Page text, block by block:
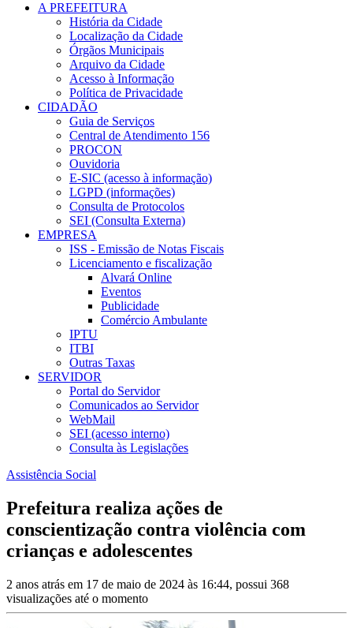
A PREFEITURA
História da Cidade
Localização da Cidade
Órgãos Municipais
Arquivo da Cidade
Acesso à Informação
Política de Privacidade
CIDADÃO
Guia de Serviços
Central de Atendimento 156
PROCON
Ouvidoria
E-SIC (acesso à informação)
LGPD (informações)
Consulta de Protocolos
SEI (Consulta Externa)
EMPRESA
ISS - Emissão de Notas Fiscais
Licenciamento e fiscalização
Alvará Online
Eventos
Publicidade
Comércio Ambulante
IPTU
ITBI
Outras Taxas
SERVIDOR
Portal do Servidor
Comunicados ao Servidor
WebMail
SEI (acesso interno)
Consulta às Legislações
Assistência Social
Prefeitura realiza ações de
conscientização contra violência com
crianças e adolescentes
2 anos atrás em 17 de maio de 2024 às 16:44, possui 368
visualizações até o momento